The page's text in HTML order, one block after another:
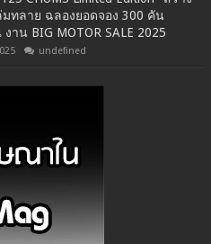
ทลาย ฉลองยอดจอง 300 คัน
าน BIG MOTOR SALE 2025
undefined